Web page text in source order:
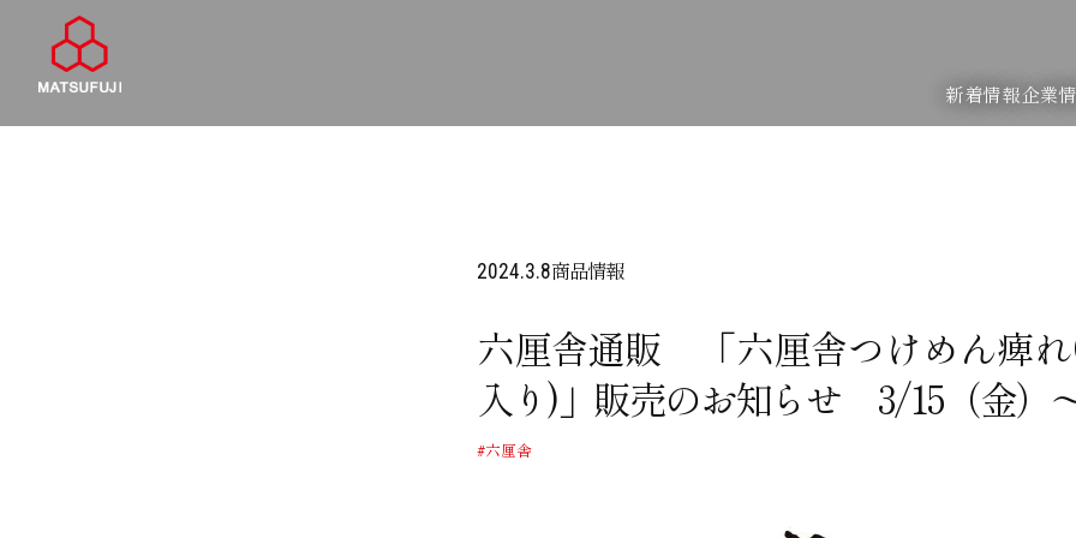
新着情報企業
2024.3.8商品情報
六厘舎通販 「六厘舎つけめん痺
入り)」販売のお知らせ 3/15（金）
#六厘舎